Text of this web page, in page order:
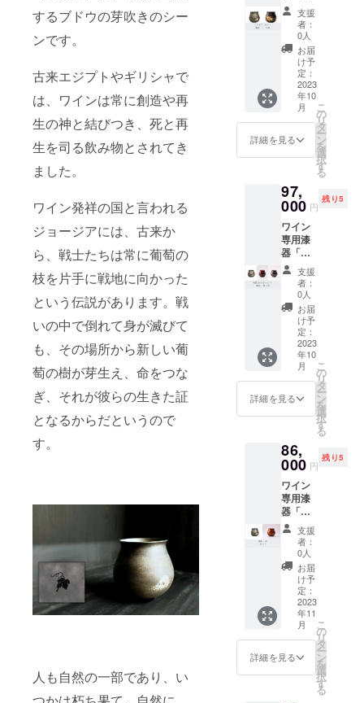
するブドウの芽吹きのシー
ンです。
古来エジプトやギリシャで
は、ワインは常に創造や再
生の神と結びつき、死と再
生を司る飲み物とされてき
ました。
ワイン発祥の国と言われる
ジョージアには、古来か
ら、戦士たちは常に葡萄の
枝を片手に戦地に向かった
という伝説があります。戦
いの中で倒れて身が滅びて
も、その場所から新しい葡
萄の樹が芽生え、命をつな
ぎ、それが彼らの生きた証
となるからだというので
す。
人も自然の一部であり、い
みくだ
さい。
【価
格】 定
63,800
円
→ 特
別価格
58,000
円（税
ビス
【製品
情報】
＜サイ
ズ＞ 口
径
63mm
x 最大
83mm
x 高
79mm
※手仕事
のため
個体に
より多
少の差
素材＞
素地：
（ミズ
メザク
ラ）
塗
り：漆
蒔
絵：
『輪廻
RINNE
』銀・
を記念
して、
CAMPF
IRE特別
価格
（改定
前価格
より約
10％OF
F） ＋
送料
です。
ワイン
専用漆
器「テ
ロワー
ル」 ＜
コンセ
プトシ
リーズ
＞ 『輪
RINNE
』 『蒔
MAKI-
E』 ＜
ベー
『煌
KIRAM
『艶
TSUYA
』
『宙
SORA
『然
ZEN』
計６点
をセッ
トにし
まし
然と人
との繋
ロワー
ル」＜
コンセ
プトシ
リーズ
＞セッ
ト 新作
「輪廻
RINNE
」発売
を記念
して、
CAMPF
価格
（改定
前価格
より約
10％OF
F） ＋
送料
サービ
ス での
ご案内
です。
ワイン
専用漆
器「テ
ロワー
ル」 ＜
コンセ
廻
RINNE
』 『蒔
絵
MAKI-
E』 の
２点を
セット
にしま
した。
’自然と
人との
繋が
り’を表
現する
アー
ル・
支援
者：
0人
お届
け予
定：
2023
年10
月
詳細を見る
こ
の
リ
タ
ー
ン
を
選
択
す
る
97,
000 円
残り5
ワイン
専用漆
器「テ
ロワー
ル」
RINNE
飲み比
べセッ
ト 新作
「輪廻
RINNE
」発売
を記念
して、
CAMPF
IRE特別
（改定
前価格
より約
10％OF
F） ＋
送料
サービ
ス での
ご案内
です。
ワイン
専用漆
器「テ
ロワー
ル」
『輪廻
RINNE
支援
者：
0人
お届
け予
定：
2023
年10
月
詳細を見る
こ
の
リ
タ
ー
ン
を
選
択
す
る
86,
000 円
残り5
ワイン
専用漆
器「テ
ロワー
ル」輪
廻 & 煌
セット
新作
「輪廻
RINNE
」発売
を記念
して、
CAMPF
IRE特別
価格
支援
者：
0人
お届
け予
定：
2023
年11
月
詳細を見る
こ
の
リ
タ
ー
ン
を
選
択
す
る